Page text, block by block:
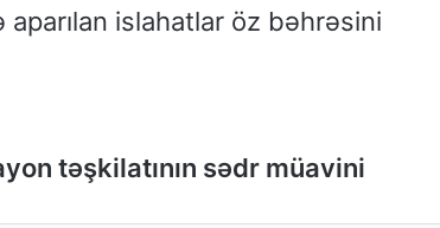
islahatlar öz bəhrəsini
təşkilatının sədr müavini